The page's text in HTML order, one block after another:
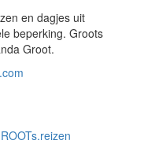
en dagjes uit
beperking. Groots
Groot.